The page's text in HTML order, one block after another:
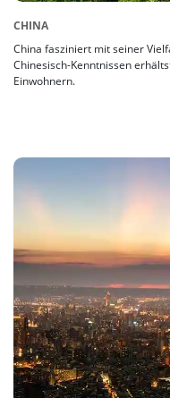
CHINA
China fasziniert mit seiner
Chinesisch-Kenntnissen
Einwohnern.